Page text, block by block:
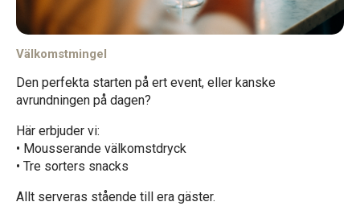
Välkomstmingel
Den perfekta starten på ert event, eller kanske
avrundningen på dagen?
Här erbjuder vi:
• Mousserande välkomstdryck
• Tre sorters snacks
Allt serveras stående till era gäster.